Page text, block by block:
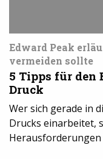
Edward Peak
vermeiden sollte
5 Tipps für den
Druck
Wer sich gerade in
Drucks einarbeitet,
Herausforderungen